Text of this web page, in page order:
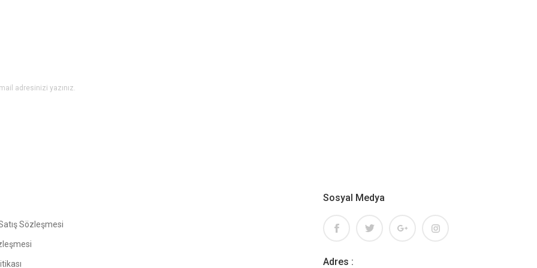
Sözleşmesi
Sosyal Medya
Adres :